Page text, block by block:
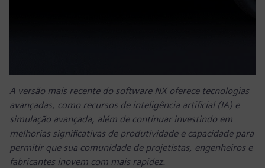
A versão mais recente do software NX oferece tecnologias
avançadas, como recursos de inteligência artificial (IA) e
simulação avançada, além de continuar investindo em
melhorias significativas de produtividade e capacidade para
permitir que sua comunidade de projetistas, engenheiros e
fabricantes inovem com mais rapidez.